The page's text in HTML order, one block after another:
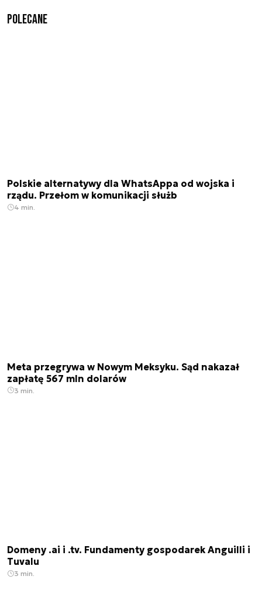
Polecane
Polskie alternatywy dla WhatsAppa od wojska i
rządu. Przełom w komunikacji służb
4 min.
Meta przegrywa w Nowym Meksyku. Sąd nakazał
zapłatę 567 mln dolarów
3 min.
Domeny .ai i .tv. Fundamenty gospodarek Anguilli i
Tuvalu
3 min.